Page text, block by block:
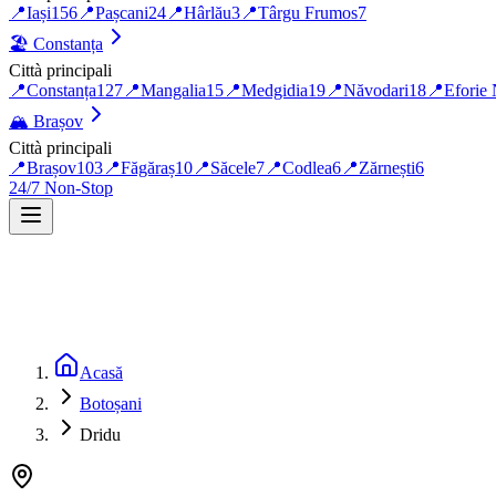
📍Iași156 📍Pașcani24 📍Hârlău3 📍Târgu Frumos7
🏖️ Constanța
Città principali
📍Constanța127 📍Mangalia15 📍Medgidia19 📍Năvodari18 📍Eforie
🏔️ Brașov
Città principali
📍Brașov103 📍Făgăraș10 📍Săcele7 📍Codlea6 📍Zărnești6
24/7 Non-Stop
Acasă
Botoșani
Dridu